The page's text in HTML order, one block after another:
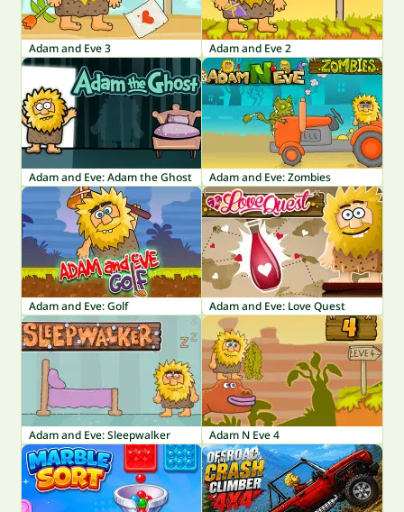
Adam and Eve 3 Adam and Eve 2
Adam and Eve: Adam the Ghost Adam and Eve: Zombies
Adam and Eve: Golf Adam and Eve: Love Quest
Adam and Eve: Sleepwalker Adam N Eve 4